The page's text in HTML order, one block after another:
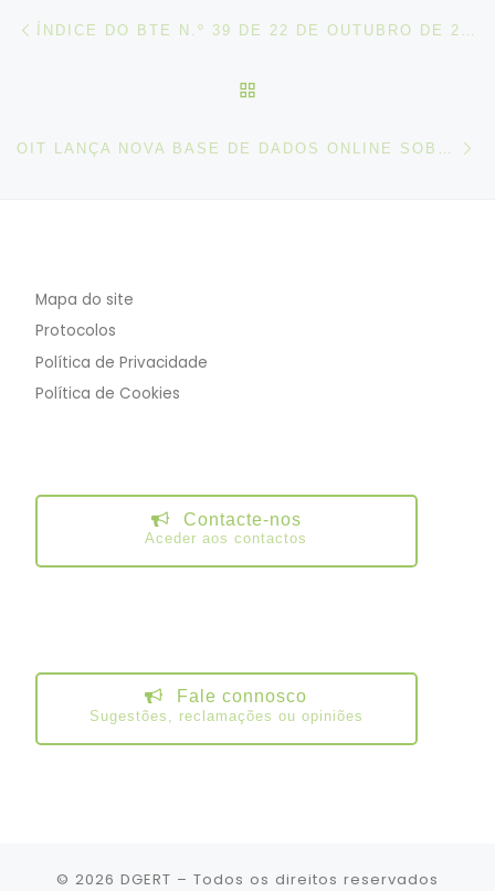
Post navigation
Mapa do site
Protocolos
Política de Privacidade
Política de Cookies
Contacte-nos
Aceder aos contactos
Fale connosco
Sugestões, reclamações ou opiniões
© 2026 DGERT – Todos os direitos reservados